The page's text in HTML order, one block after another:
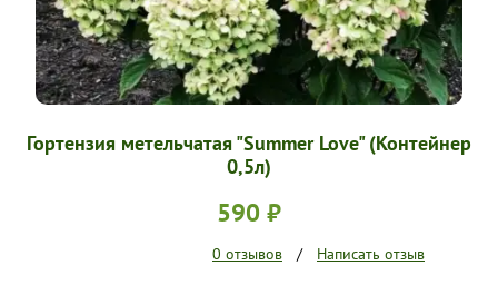
Гортензия метельчатая "Summer Love" (Контейнер
0,5л)
590 ₽
0 отзывов / Написать отзыв